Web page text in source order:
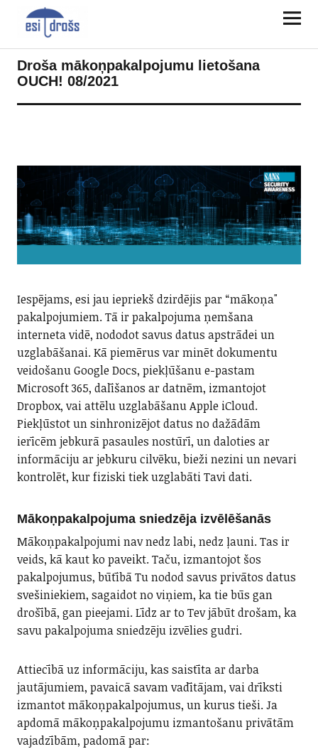
Droša mākoņpakalpojumu lietošana
OUCH! 08/2021
Iespējams, esi jau iepriekš dzirdējis par “mākoņa"
pakalpojumiem. Tā ir pakalpojuma ņemšana
interneta vidē, nododot savus datus apstrādei un
uzglabāšanai. Kā piemērus var minēt dokumentu
veidošanu Google Docs, piekļūšanu e-pastam
Microsoft 365, dalīšanos ar datnēm, izmantojot
Dropbox, vai attēlu uzglabāšanu Apple iCloud.
Piekļūstot un sinhronizējot datus no dažādām
ierīcēm jebkurā pasaules nostūrī, un daloties ar
informāciju ar jebkuru cilvēku, bieži nezini un nevari
kontrolēt, kur fiziski tiek uzglabāti Tavi dati.
Mākoņpakalpojuma sniedzēja izvēlēšanās
Mākoņpakalpojumi nav nedz labi, nedz ļauni. Tas ir
veids, kā kaut ko paveikt. Taču, izmantojot šos
pakalpojumus, būtībā Tu nodod savus privātos datus
svešiniekiem, sagaidot no viņiem, ka tie būs gan
drošībā, gan pieejami. Līdz ar to Tev jābūt drošam, ka
savu pakalpojuma sniedzēju izvēlies gudri.
Attiecībā uz informāciju, kas saistīta ar darba
jautājumiem, pavaicā savam vadītājam, vai drīksti
izmantot mākoņpakalpojumus, un kurus tieši. Ja
apdomā mākoņpakalpojumu izmantošanu privātām
vajadzībām, padomā par: